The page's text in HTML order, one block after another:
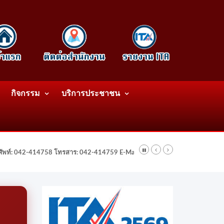
กิจกรรม บริการประชาชน
: 042-414758 โทรสาร: 042-414759 E-Mail: wattatnk@gmail.com